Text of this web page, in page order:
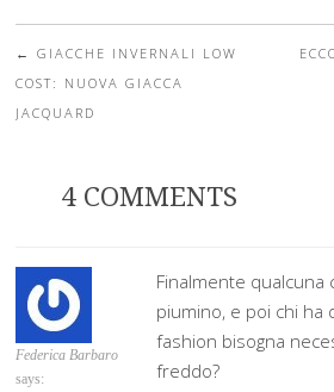
Post navigation
← GIACCHE INVERNALI LOW
COST: NUOVA GIACCA
JACQUARD
4 COMMENTS
Federica Barbaro
says:
Finalmente qualcuna
piumino, e poi chi
fashion bisogna
freddo?